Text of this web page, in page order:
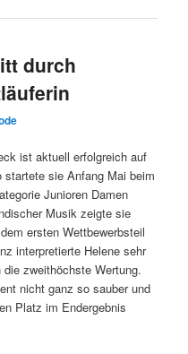
durch
ist aktuell erfolgreich auf
startete sie Anfang Mai beim
Junioren Damen
Musik zeigte sie
ersten Wettbewerbsteil
interpretierte Helene sehr
zweithöchste Wertung.
nicht ganz so sauber und
Platz im Endergebnis